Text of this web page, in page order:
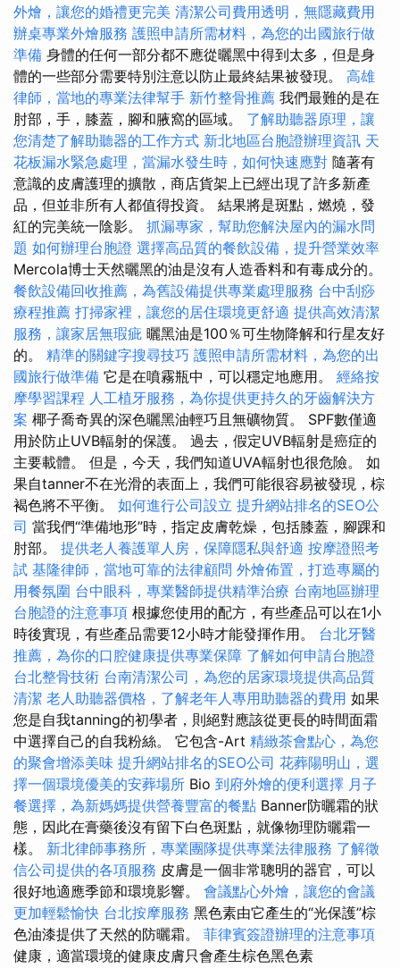
外燴，讓您的婚禮更完美 清潔公司費用透明，無隱藏費用
辦桌專業外燴服務 護照申請所需材料，為您的出國旅行做
準備 身體的任何一部分都不應從曬黑中得到太多，但是身
體的一些部分需要特別注意以防止最終結果被發現。 高雄
律師，當地的專業法律幫手 新竹整骨推薦 我們最難的是在
肘部，手，膝蓋，腳和腋窩的區域。 了解助聽器原理，讓
您清楚了解助聽器的工作方式 新北地區台胞證辦理資訊 天
花板漏水緊急處理，當漏水發生時，如何快速應對 隨著有
意識的皮膚護理的擴散，商店貨架上已經出現了許多新產
品，但並非所有人都值得投資。 結果將是斑點，燃燒，發
紅的完美統一陰影。 抓漏專家，幫助您解決屋內的漏水問
題 如何辦理台胞證 選擇高品質的餐飲設備，提升營業效率
Mercola博士天然曬黑的油是沒有人造香料和有毒成分的。
餐飲設備回收推薦，為舊設備提供專業處理服務 台中刮痧
療程推薦 打掃家裡，讓您的居住環境更舒適 提供高效清潔
服務，讓家居無瑕疵 曬黑油是100％可生物降解和行星友好
的。 精準的關鍵字搜尋技巧 護照申請所需材料，為您的出
國旅行做準備 它是在噴霧瓶中，可以穩定地應用。 經絡按
摩學習課程 人工植牙服務，為你提供更持久的牙齒解決方
案 椰子喬奇異的深色曬黑油輕巧且無礦物質。 SPF數僅適
用於防止UVB輻射的保護。 過去，假定UVB輻射是癌症的
主要載體。 但是，今天，我們知道UVA輻射也很危險。 如
果自tanner不在光滑的表面上，我們可能很容易被發現，棕
褐色將不平衡。 如何進行公司設立 提升網站排名的SEO公
司 當我們“準備地形”時，指定皮膚乾燥，包括膝蓋，腳踝和
肘部。 提供老人養護單人房，保障隱私與舒適 按摩證照考
試 基隆律師，當地可靠的法律顧問 外燴佈置，打造專屬的
用餐氛圍 台中眼科，專業醫師提供精準治療 台南地區辦理
台胞證的注意事項 根據您使用的配方，有些產品可以在1小
時後實現，有些產品需要12小時才能發揮作用。 台北牙醫
推薦，為你的口腔健康提供專業保障 了解如何申請台胞證
台北整骨技術 台南清潔公司，為您的居家環境提供高品質
清潔 老人助聽器價格，了解老年人專用助聽器的費用 如果
您是自我tanning的初學者，則絕對應該從更長的時間面霜
中選擇自己的自我粉絲。 它包含-Art 精緻茶會點心，為您
的聚會增添美味 提升網站排名的SEO公司 花葬陽明山，選
擇一個環境優美的安葬場所 Bio 到府外燴的便利選擇 月子
餐選擇，為新媽媽提供營養豐富的餐點 Banner防曬霜的狀
態，因此在膏藥後沒有留下白色斑點，就像物理防曬霜一
樣。 新北律師事務所，專業團隊提供專業法律服務 了解徵
信公司提供的各項服務 皮膚是一個非常聰明的器官，可以
很好地適應季節和環境影響。 會議點心外燴，讓您的會議
更加輕鬆愉快 台北按摩服務 黑色素由它產生的“光保護”棕
色油漆提供了天然的防曬霜。 菲律賓簽證辦理的注意事項
健康，適當環境的健康皮膚只會產生棕色黑色素